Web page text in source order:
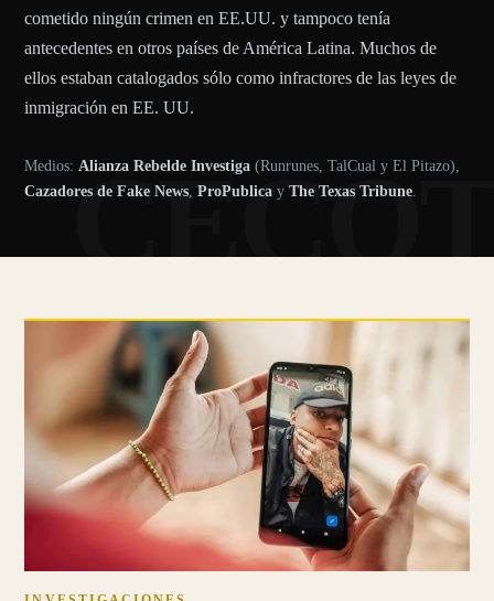
cometido ningún crimen en EE.UU. y tampoco tenía
antecedentes en otros países de América Latina. Muchos de
ellos estaban catalogados sólo como infractores de las leyes de
inmigración en EE. UU.
Medios:Alianza Rebelde Investiga (Runrunes, TalCual y El Pitazo),
Cazadores de Fake News,ProPublica yThe Texas Tribune.